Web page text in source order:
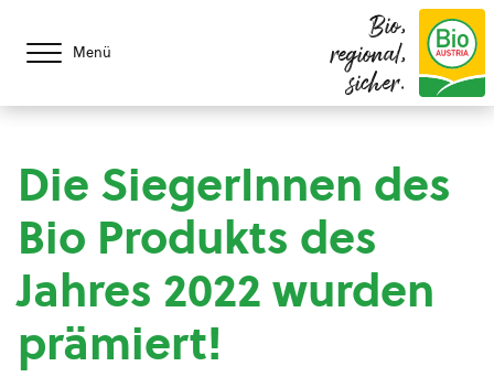
Menü
Bio,
regional,
sicher.
Die SiegerInnen des
Bio Produkts des
Jahres 2022 wurden
prämiert!